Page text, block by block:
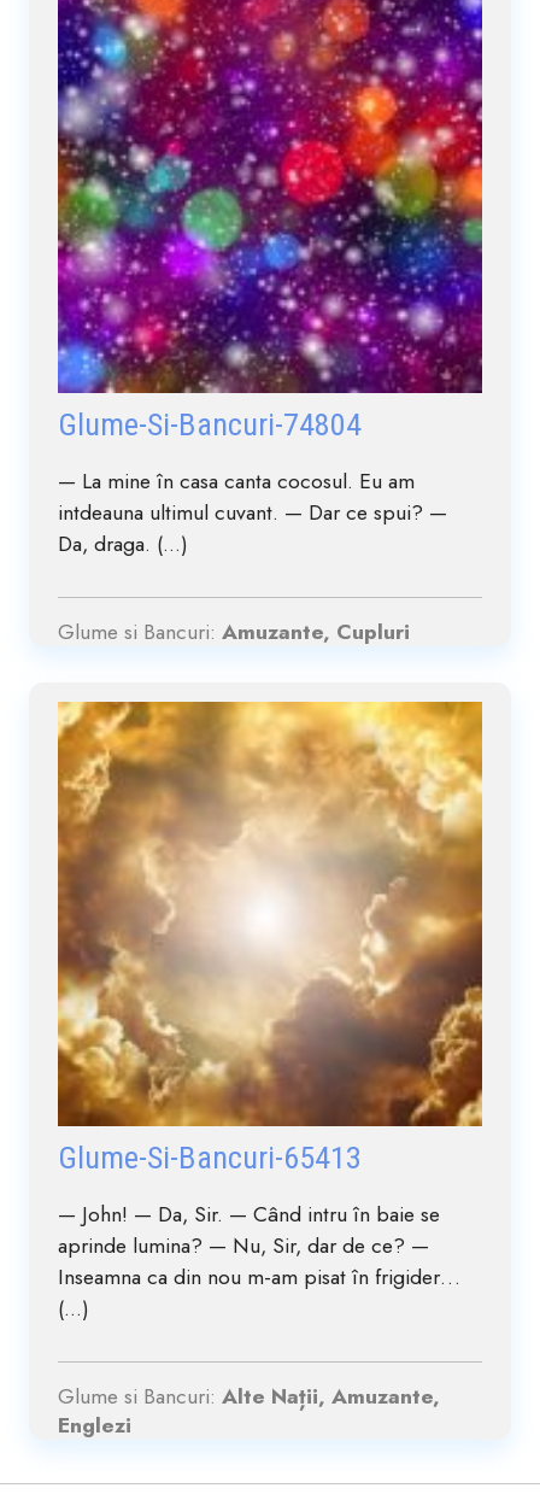
Glume-Si-Bancuri-74804
— La mine în casa canta cocosul. Eu am
intdeauna ultimul cuvant. — Dar ce spui? —
Da, draga. (...)
Glume si Bancuri: Amuzante, Cupluri
Glume-Si-Bancuri-65413
— John! — Da, Sir. — Când intru în baie se
aprinde lumina? — Nu, Sir, dar de ce? —
Inseamna ca din nou m-am pisat în frigider…
(...)
Glume si Bancuri: Alte Nații, Amuzante,
Englezi